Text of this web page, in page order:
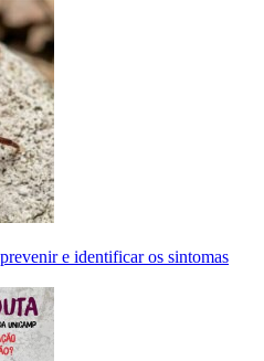
e identificar os sintomas